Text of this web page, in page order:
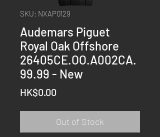
SKU: NXAP0129
Audemars Piguet
Royal Oak Offshore
26405CE.OO.A002CA.
99.99 - New
HK$0.00
Out of Stock